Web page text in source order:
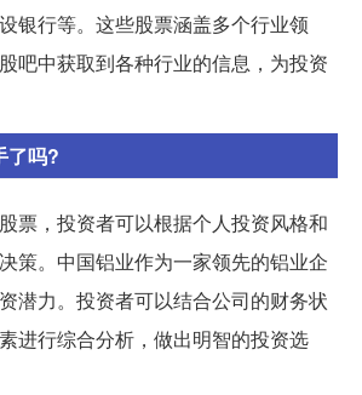
银行等。这些股票涵盖多个行业领
吧中获取到各种行业的信息，为投资
了吗?
票，投资者可以根据个人投资风格和
策。中国铝业作为一家领先的铝业企
潜力。投资者可以结合公司的财务状
进行综合分析，做出明智的投资选